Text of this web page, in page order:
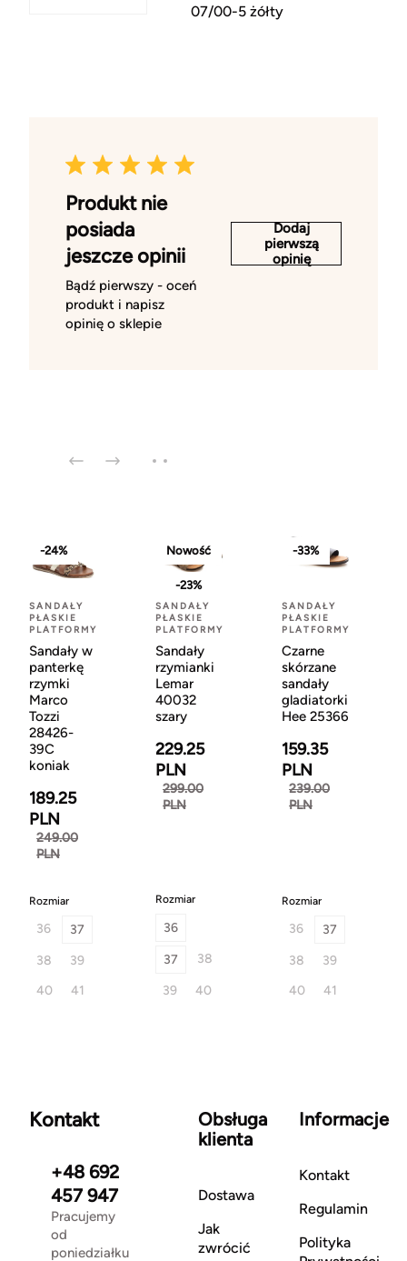
07/00-5 żółty
Produkt nie
posiada
jeszcze opinii
Bądź pierwszy - oceń
produkt i napisz
opinię o sklepie
Dodaj
pierwszą
opinię
-24%
SANDAŁY
PŁASKIE
PLATFORMY
Sandały w
panterkę
rzymki
Marco
Tozzi
28426-
39C
koniak
189.25
PLN
249.00
PLN
Rozmiar
36
37
38
39
40
41
Nowość
-23%
SANDAŁY
PŁASKIE
PLATFORMY
Sandały
rzymianki
Lemar
40032
szary
229.25
PLN
299.00
PLN
Rozmiar
36
37 38
39 40
-33%
SANDAŁY
PŁASKIE
PLATFORMY
Czarne
skórzane
sandały
gladiatorki
Hee 25366
159.35
PLN
239.00
PLN
Rozmiar
36
37
38
39
40
41
Kontakt
+48 692
457 947
Pracujemy
od
poniedziałku
Obsługa
klienta
Dostawa
Jak
zwrócić
Informacje
Kontakt
Regulamin
Polityka